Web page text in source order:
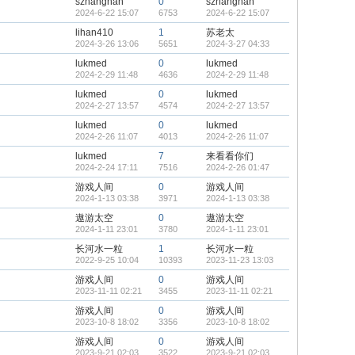
2024-6-22 15:07 6753 2024-6-22 15:07
lihan410
2024-3-26 13:06
1
5651
苏老太
2024-3-27 04:33
lukmed
2024-2-29 11:48
0
4636
lukmed
2024-2-29 11:48
lukmed
2024-2-27 13:57
0
4574
lukmed
2024-2-27 13:57
lukmed
2024-2-26 11:07
0
4013
lukmed
2024-2-26 11:07
lukmed
2024-2-24 17:11
7
7516
来看看你们
2024-2-26 01:47
游戏人间
2024-1-13 03:38
0
3971
游戏人间
2024-1-13 03:38
遨游太空
2024-1-11 23:01
0
3780
遨游太空
2024-1-11 23:01
长河水一粒
2022-9-25 10:04
1
10393
长河水一粒
2023-11-23 13:03
游戏人间
2023-11-11 02:21
0
3455
游戏人间
2023-11-11 02:21
游戏人间
2023-10-8 18:02
0
3356
游戏人间
2023-10-8 18:02
游戏人间
2023-9-21 02:03
0
3522
游戏人间
2023-9-21 02:03